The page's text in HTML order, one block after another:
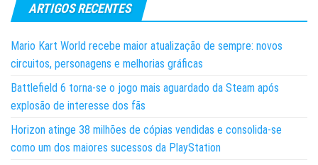
ARTIGOS RECENTES
Mario Kart World recebe maior atualização de sempre: novos
circuitos, personagens e melhorias gráficas
Battlefield 6 torna-se o jogo mais aguardado da Steam após
explosão de interesse dos fãs
Horizon atinge 38 milhões de cópias vendidas e consolida-se
como um dos maiores sucessos da PlayStation